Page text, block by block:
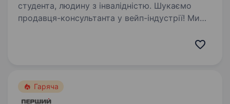
студента, людину з інвалідністю. Шукаємо
продавця-консультанта у вейп-індустрії! Ми
з людей. Саме тому ми шукаємо людину, яка
Що важливо:…
Гаряча